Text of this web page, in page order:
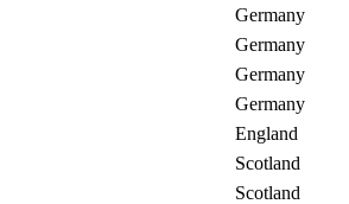
Germany
Germany
Germany
Germany
England
Scotland
Scotland